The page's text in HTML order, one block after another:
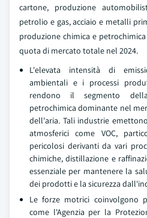
cartone, produzione
petrolio e gas, acciaio e metalli
produzione chimica e
quota di mercato totale nel 2024.
L'elevata intensità di
ambientali e i processi
rendono il segmento
petrochimica dominante nel
dell'aria. Tali industrie
atmosferici come VOC,
pericolosi derivanti da vari
chimiche, distillazione e
essenziale per mantenere la
dei prodotti e la sicurezza
Le forze motrici coinvolgono
come l'Agenzia per la